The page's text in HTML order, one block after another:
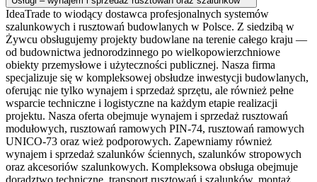
IdeaTrade to wiodący dostawca profesjonalnych systemów
szalunkowych i rusztowań budowlanych w Polsce. Z siedzibą w
Żywcu obsługujemy projekty budowlane na terenie całego kraju —
od budownictwa jednorodzinnego po wielkopowierzchniowe
obiekty przemysłowe i użyteczności publicznej. Nasza firma
specjalizuje się w kompleksowej obsłudze inwestycji budowlanych,
oferując nie tylko wynajem i sprzedaż sprzętu, ale również pełne
wsparcie techniczne i logistyczne na każdym etapie realizacji
projektu. Nasza oferta obejmuje wynajem i sprzedaż rusztowań
modułowych, rusztowań ramowych PIN-74, rusztowań ramowych
UNICO-73 oraz wież podporowych. Zapewniamy również
wynajem i sprzedaż szalunków ściennych, szalunków stropowych
oraz akcesoriów szalunkowych. Kompleksowa obsługa obejmuje